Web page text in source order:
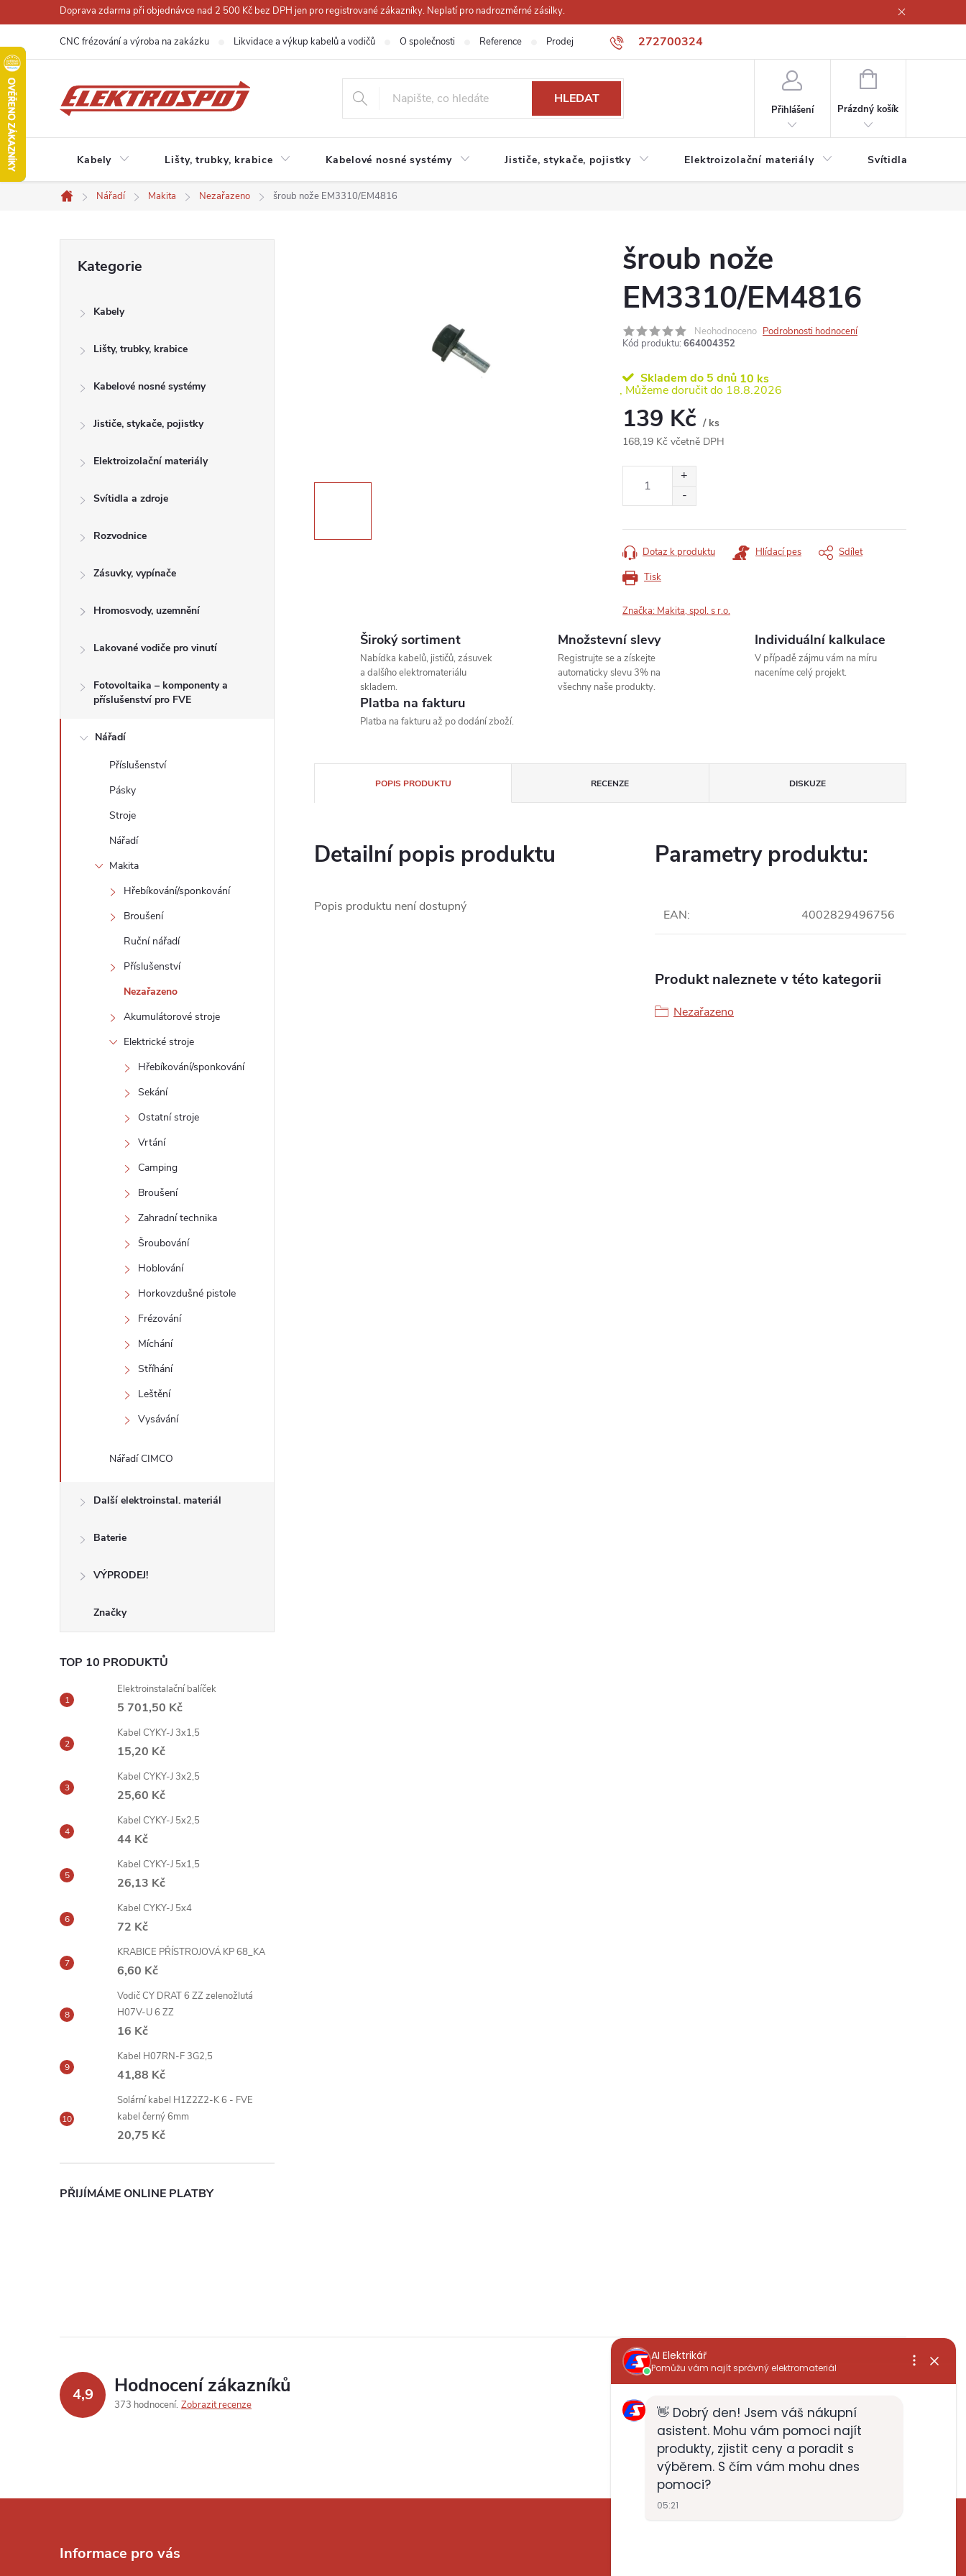
na
obsah
Doprava zdarma při objednávce nad 2 500 Kč bez DPH jen pro registrované zákazníky. Neplatí pro nadrozměrné zásilky.
272700324
CNC frézování a výroba na zakázku Likvidace a výkup kabelů a vodičů O společnosti Reference Prodejna Obchodní podmínky
HLEDAT
Přihlášení
NÁKUPNÍ
Prázdný košík
Kabely Lišty, trubky, krabice Kabelové nosné systémy Jističe, stykače, pojistky Elektroizolační materiály Svítidla a zdroje
Domů
Nářadí Makita Nezařazeno šroub nože EM3310/EM4816
l
kategorie
Kategorie
Kabely
Lišty, trubky, krabice
Kabelové nosné systémy
Jističe, stykače, pojistky
Elektroizolační materiály
Svítidla a zdroje
Rozvodnice
Zásuvky, vypínače
Hromosvody, uzemnění
Lakované vodiče pro vinutí
Fotovoltaika – komponenty a
příslušenství pro FVE
Nářadí
Příslušenství
Pásky
Stroje
Nářadí
Makita
Hřebíkování/sponkování
Broušení
Ruční nářadí
Příslušenství
Nezařazeno
Akumulátorové stroje
Elektrické stroje
Hřebíkování/sponkování
Sekání
Ostatní stroje
Vrtání
Camping
Broušení
Zahradní technika
Šroubování
Hoblování
Horkovzdušné pistole
Frézování
Míchání
Stříhání
Leštění
Vysávání
Nářadí CIMCO
Další elektroinstal. materiál
Baterie
VÝPRODEJ!
Značky
TOP 10 PRODUKTŮ
Elektroinstalační balíček
5 701,50 Kč
Kabel CYKY-J 3x1,5
15,20 Kč
Kabel CYKY-J 3x2,5
25,60 Kč
Kabel CYKY-J 5x2,5
44 Kč
Kabel CYKY-J 5x1,5
26,13 Kč
Kabel CYKY-J 5x4
72 Kč
KRABICE PŘÍSTROJOVÁ KP 68_KA
6,60 Kč
Vodič CY DRAT 6 ZZ zelenožlutá
H07V-U 6 ZZ
16 Kč
Kabel H07RN-F 3G2,5
41,88 Kč
Solární kabel H1Z2Z2-K 6 - FVE
kabel černý 6mm
20,75 Kč
PŘIJÍMÁME ONLINE PLATBY
šroub nože
EM3310/EM4816
Neohodnoceno Podrobnosti hodnocení
Kód produktu: 664004352
Skladem do 5 dnů 10 ks
18.8.2026
139 Kč / ks
168,19 Kč včetně DPH
Tisk
Dotaz k produktu Hlídací pes Sdílet
Značka: Makita, spol. s r.o.
Široký sortiment
Nabídka kabelů, jističů, zásuvek
a dalšího elektromateriálu
skladem.
Množstevní slevy
Registrujte se a získejte
automaticky slevu 3% na
všechny naše produkty.
Individuální kalkulace
V případě zájmu vám na míru
naceníme celý projekt.
Platba na fakturu
Platba na fakturu až po dodání zboží.
POPIS PRODUKTU RECENZE DISKUZE
Detailní popis produktu
Popis produktu není dostupný
Parametry produktu:
EAN: 4002829496756
Produkt naleznete v této kategorii
Nezařazeno
4,9 Hodnocení zákazníků
373 hodnocení Zobrazit recenze
Informace pro vás